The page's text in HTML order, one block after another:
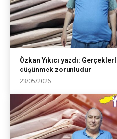
Özkan Yıkıcı yazdı:
düşünmek zorunludur
23/05/2026